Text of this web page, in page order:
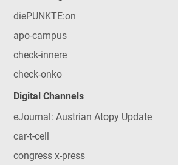
diePUNKTE:on
apo-campus
check-innere
check-onko
Digital Channels
eJournal: Austrian Atopy Update
car-t-cell
congress x-press